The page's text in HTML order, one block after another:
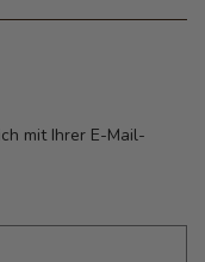
mit Ihrer E-Mail-